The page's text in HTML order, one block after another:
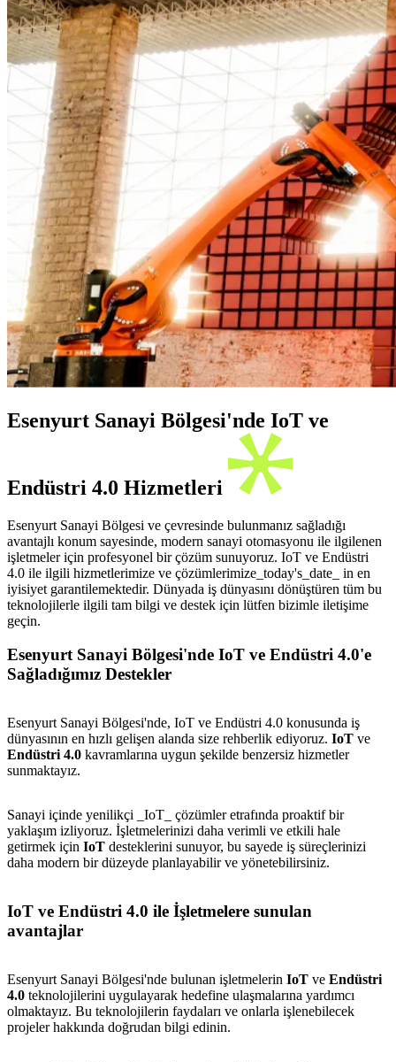
Esenyurt Sanayi Bölgesi'nde IoT ve
Endüstri 4.0 Hizmetleri
Esenyurt Sanayi Bölgesi ve çevresinde bulunmanız sağladığı
avantajlı konum sayesinde, modern sanayi otomasyonu ile ilgilenen
işletmeler için profesyonel bir çözüm sunuyoruz. IoT ve Endüstri
4.0 ile ilgili hizmetlerimize ve çözümlerimize_today's_date_ in en
iyisiyet garantilemektedir. Dünyada iş dünyasını dönüştüren tüm bu
teknolojilerle ilgili tam bilgi ve destek için lütfen bizimle iletişime
geçin.
Esenyurt Sanayi Bölgesi'nde IoT ve Endüstri 4.0'e
Sağladığımız Destekler
Esenyurt Sanayi Bölgesi'nde, IoT ve Endüstri 4.0 konusunda iş
dünyasının en hızlı gelişen alanda size rehberlik ediyoruz. IoT ve
Endüstri 4.0 kavramlarına uygun şekilde benzersiz hizmetler
sunmaktayız.
Sanayi içinde yenilikçi _IoT_ çözümler etrafında proaktif bir
yaklaşım izliyoruz. İşletmelerinizi daha verimli ve etkili hale
getirmek için IoT desteklerini sunuyor, bu sayede iş süreçlerinizi
daha modern bir düzeyde planlayabilir ve yönetebilirsiniz.
IoT ve Endüstri 4.0 ile İşletmelere sunulan
avantajlar
Esenyurt Sanayi Bölgesi'nde bulunan işletmelerin IoT ve Endüstri
4.0 teknolojilerini uygulayarak hedefine ulaşmalarına yardımcı
olmaktayız. Bu teknolojilerin faydaları ve onlarla işlenebilecek
projeler hakkında doğrudan bilgi edinin.